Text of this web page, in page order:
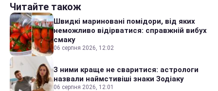
Читайте також
Швидкі мариновані помідори, від яких
неможливо відірватися: справжній вибух
смаку
06 серпня 2026, 12:02
З ними краще не сваритися: астрологи
назвали наймстивіші знаки Зодіаку
06 серпня 2026, 12:01